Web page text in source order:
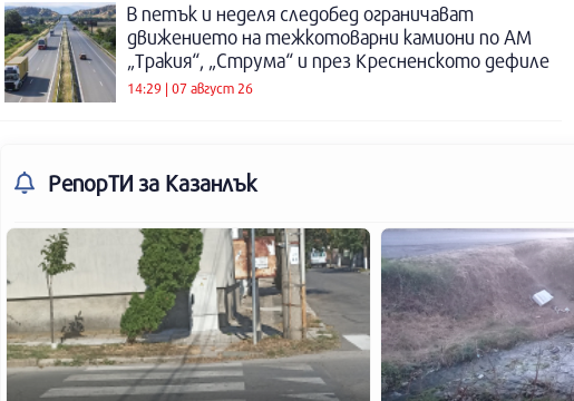
В петък и неделя следобед ограничават
движението на тежкотоварни камиони по АМ
„Тракия“, „Струма“ и през Кресненското дефиле
14:29 | 07 август 26
РепорТИ за Казанлък